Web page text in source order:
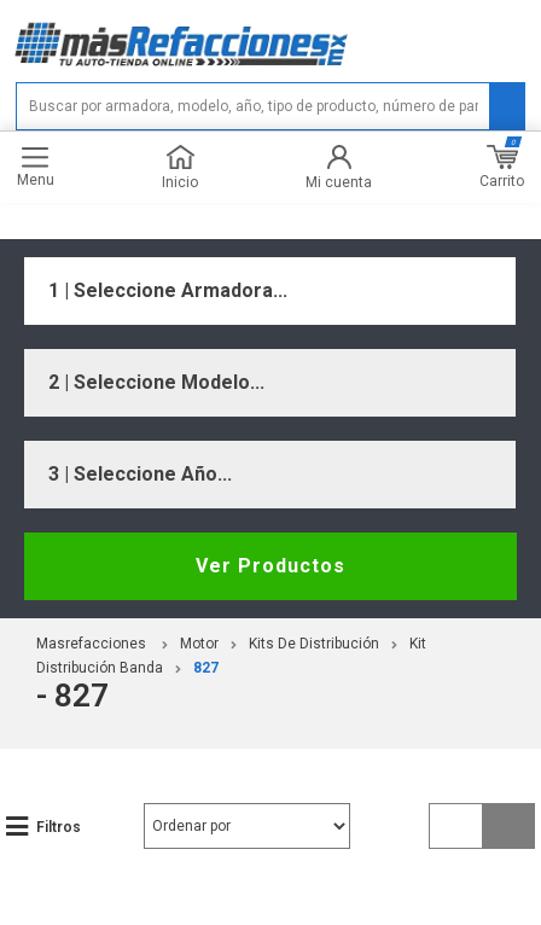
Menu Inicio Mi cuenta Carrito
0
1 | Seleccione Armadora...
2 | Seleccione Modelo...
3 | Seleccione Año...
Ver Productos
Masrefacciones Motor Kits De Distribución
Kit
Distribución Banda
827
- 827
Filtros